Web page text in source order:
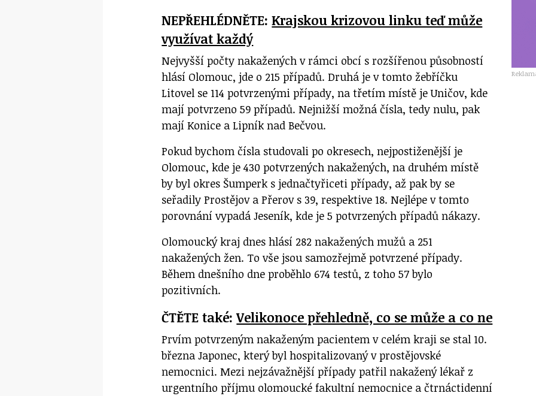
NEPŘEHLÉDNĚTE:Krajskou krizovou linku teď může
využívat každý
Nejvyšší počty nakažených v rámci obcí s rozšířenou působností
hlásí Olomouc, jde o 215 případů. Druhá je v tomto žebříčku
Litovel se 114 potvrzenými případy, na třetím místě je Uničov, kde
mají potvrzeno 59 případů. Nejnižší možná čísla, tedy nulu, pak
mají Konice a Lipník nad Bečvou.
Pokud bychom čísla studovali po okresech, nejpostiženější je
Olomouc, kde je 430 potvrzených nakažených, na druhém místě
by byl okres Šumperk s jednačtyřiceti případy, až pak by se
seřadily Prostějov a Přerov s 39, respektive 18. Nejlépe v tomto
porovnání vypadá Jeseník, kde je 5 potvrzených případů nákazy.
Olomoucký kraj dnes hlásí 282 nakažených mužů a 251
nakažených žen. To vše jsou samozřejmě potvrzené případy.
Během dnešního dne proběhlo 674 testů, z toho 57 bylo
pozitivních.
ČTĚTE také:Velikonoce přehledně, co se může a co ne
Prvím potvrzeným nakaženým pacientem v celém kraji se stal 10.
března Japonec, který byl hospitalizovaný v prostějovské
nemocnici. Mezi nejzávažnější případy patřil nakažený lékař z
urgentního příjmu olomoucké fakultní nemocnice a čtrnáctidenní